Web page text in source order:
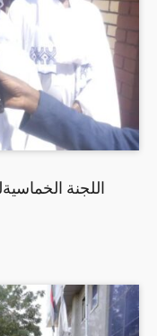
اللجنة